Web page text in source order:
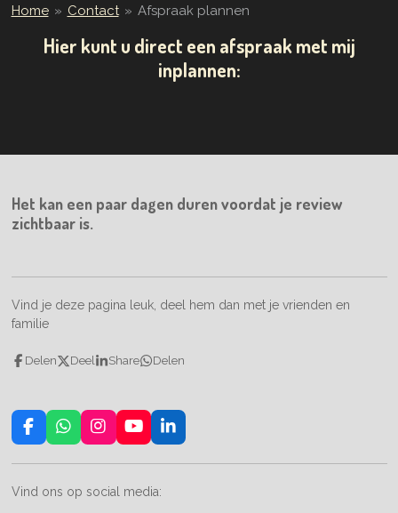
Home » Contact » Afspraak plannen
Hier kunt u direct een afspraak met mij
inplannen:
Het kan een paar dagen duren voordat je review
zichtbaar is.
Vind je deze pagina leuk, deel hem dan met je vrienden en
familie
Delen Deel Share Delen
F
a
c
b
W
h
a
s
I
n
s
a
Y
o
u
u
L
i
n
Vind ons op social media: